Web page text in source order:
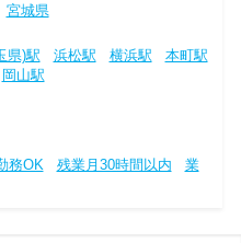
宮城県
県)駅 浜松駅 横浜駅
本町駅
岡山駅
務OK 残業月30時間以内
業